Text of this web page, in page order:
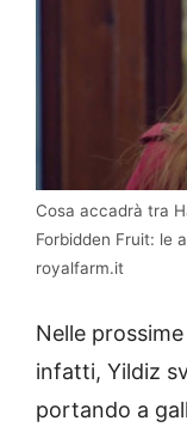
Cosa accadrà tra
Forbidden Fruit: le
royalfarm.it
Nelle
infatti, Yildiz
portando a